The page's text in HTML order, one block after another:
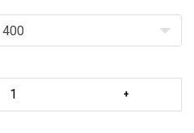
Velcro metodi.
400